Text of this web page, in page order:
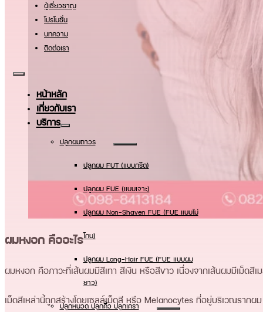
ผู้เชี่ยวชาญ
โปรโมชั่น
บทความ
ติดต่อเรา
หน้าหลัก
เกี่ยวกับเรา
บริการ
ปลูกผมถาวร
ปลูกผม FUT (แบบกรีด)
ปลูกผม FUE (แบบเจาะ)
ปลูกผม Non-Shaven FUE (FUE แบบไม่
โกน)
ปลูกผม Long-Hair FUE (FUE แบบผม
ยาว)
ปลูกหนวด ปลูกคิ้ว ปลูกเครา
ผมหงอก คืออะไร
ผมหงอก คือภาวะที่เส้นผมมีสีเทา สีเงิน หรือสีขาว เนื่องจากเส้นผมมีเม็ด
เม็ดสีเหล่านี้ถูกสร้างโดยเซลล์เม็ดสี หรือ Melanocytes ที่อยู่บริเวณราก